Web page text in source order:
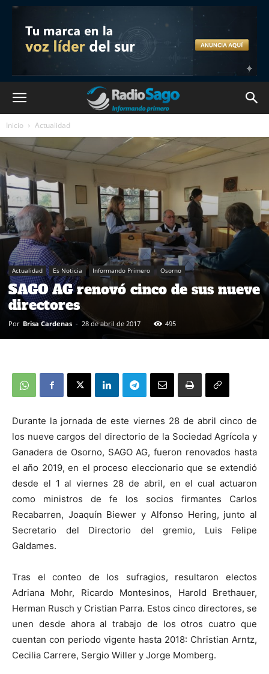
Inicio Actualidad
Actualidad Es Noticia Informando Primero Osorno
SAGO AG renovó cinco de sus nueve
directores
Por Brisa Cardenas - 28 de abril de 2017 495
Durante la jornada de este viernes 28 de abril cinco de
los nueve cargos del directorio de la Sociedad Agrícola y
Ganadera de Osorno, SAGO AG, fueron renovados hasta
el año 2019, en el proceso eleccionario que se extendió
desde el 1 al viernes 28 de abril, en el cual actuaron
como ministros de fe los socios firmantes Carlos
Recabarren, Joaquín Biewer y Alfonso Hering, junto al
Secretario del Directorio del gremio, Luis Felipe
Galdames.
Tras el conteo de los sufragios, resultaron electos
Adriana Mohr, Ricardo Montesinos, Harold Brethauer,
Herman Rusch y Cristian Parra. Estos cinco directores, se
unen desde ahora al trabajo de los otros cuatro que
cuentan con periodo vigente hasta 2018: Christian Arntz,
Cecilia Carrere, Sergio Willer y Jorge Momberg.